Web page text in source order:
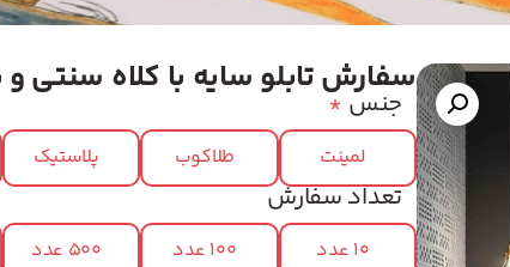
سفارش تابلو سایه با کلاه
* جنس
لمینت طلاکوب پلاستیک
تعداد سفارش
10 عدد 100 عدد 500 عدد